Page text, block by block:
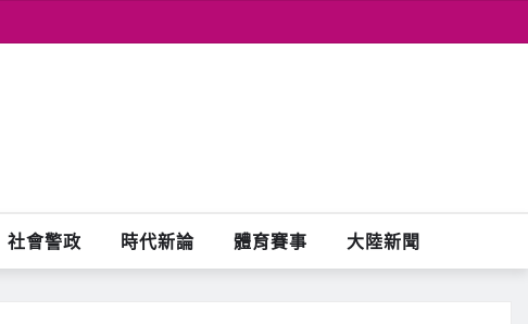
社會警政 時代新論 體育賽事 大陸新聞